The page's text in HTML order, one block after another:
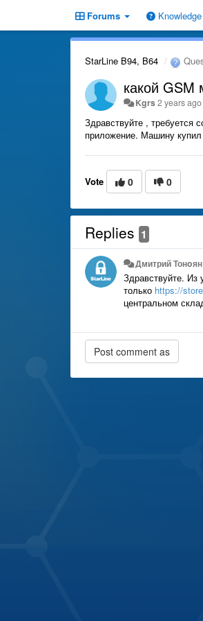
Forums
StarLine B94, B64
какой GSM
Kgrs2 years ago
Здравствуйте , требуется
приложение. Машину купил
Vote 0 0
Replies 1
Дмитрий
Здравствуйте. Из
только https://
центральном